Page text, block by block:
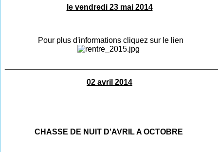
le vendredi 23 mai 2014
Pour plus d'informations cliquez sur le lien
02 avril 2014
CHASSE DE NUIT D'AVRIL A OCTOBRE